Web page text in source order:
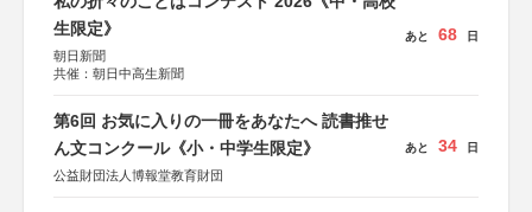
生限定》
朝日新聞
共催：朝日中高生新聞
あと 68 日
第6回 お気に入りの一冊をあなたへ 読書推せ
ん文コンクール《小・中学生限定》
公益財団法人博報堂教育財団
あと 34 日